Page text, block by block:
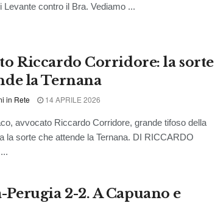
Levante contro il Bra. Vediamo ...
Riccardo Corridore: la sorte
la Ternana
in Rete 14 APRILE 2026
avvocato Riccardo Corridore, grande tifoso della
la sorte che attende la Ternana. DI RICCARDO
2-2. A Capuano e